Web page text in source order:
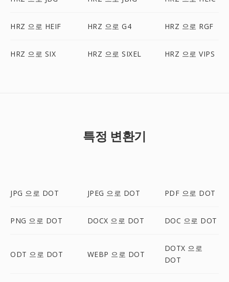
HRZ 으로 HEIF HRZ 으로 G4 HRZ 으로 RGF
HRZ 으로 SIX HRZ 으로 SIXEL HRZ 으로 VIPS
특정 변환기
JPG 으로 DOT JPEG 으로 DOT PDF 으로 DOT
PNG 으로 DOT DOCX 으로 DOT DOC 으로 DOT
ODT 으로 DOT WEBP 으로 DOT
DOTX 으로
DOT